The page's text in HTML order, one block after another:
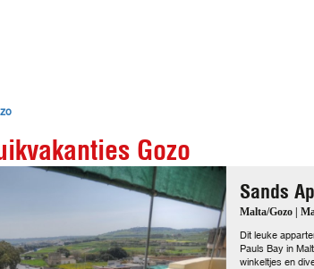
Gozo
Sands
Malta/Gozo |
Dit leuke
Pauls Bay in
winkeltjes en